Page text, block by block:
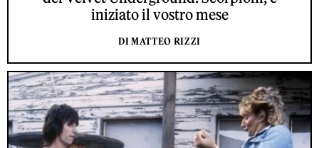
iniziato il vostro mese
DI MATTEO RIZZI